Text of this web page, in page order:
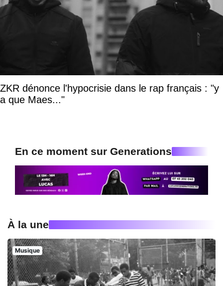
ZKR dénonce l'hypocrisie dans le rap français : "y
a que Maes..."
En ce moment sur Generations
À la une
Musique